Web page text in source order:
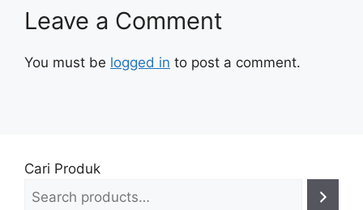
Leave a Comment
You must be logged in to post a comment.
Cari Produk